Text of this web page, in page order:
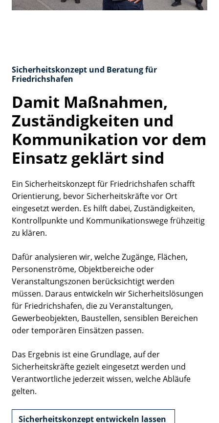
Sicherheitskonzept und Beratung für
Friedrichshafen
Damit Maßnahmen,
Zuständigkeiten und
Kommunikation vor dem
Einsatz geklärt sind
Ein Sicherheitskonzept für Friedrichshafen schafft
Orientierung, bevor Sicherheitskräfte vor Ort
eingesetzt werden. Es hilft dabei, Zuständigkeiten,
Kontrollpunkte und Kommunikationswege frühzeitig
zu klären.
Dafür analysieren wir, welche Zugänge, Flächen,
Personenströme, Objektbereiche oder
Veranstaltungszonen berücksichtigt werden
müssen. Daraus entwickeln wir Sicherheitslösungen
für Friedrichshafen, die zu Veranstaltungen,
Gewerbeobjekten, Baustellen, sensiblen Bereichen
oder temporären Einsätzen passen.
Das Ergebnis ist eine Grundlage, auf der
Sicherheitskräfte gezielt eingesetzt werden und
Verantwortliche jederzeit wissen, welche Abläufe
gelten.
Sicherheitskonzept entwickeln lassen